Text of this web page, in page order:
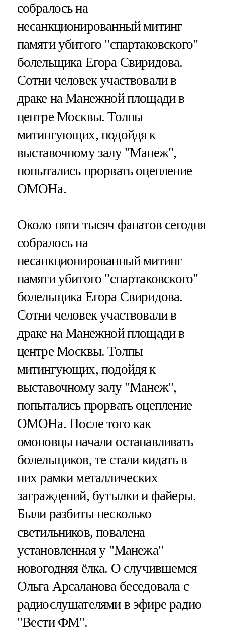
собралось на
несанкционированный митинг
памяти убитого "спартаковского"
болельщика Егора Свиридова.
Сотни человек участвовали в
драке на Манежной площади в
центре Москвы. Толпы
митингующих, подойдя к
выставочному залу "Манеж",
попытались прорвать оцепление
ОМОНа.
Около пяти тысяч фанатов сегодня
собралось на
несанкционированный митинг
памяти убитого "спартаковского"
болельщика Егора Свиридова.
Сотни человек участвовали в
драке на Манежной площади в
центре Москвы. Толпы
митингующих, подойдя к
выставочному залу "Манеж",
попытались прорвать оцепление
ОМОНа. После того как
омоновцы начали останавливать
болельщиков, те стали кидать в
них рамки металлических
заграждений, бутылки и файеры.
Были разбиты несколько
светильников, повалена
установленная у "Манежа"
новогодняя ёлка. О случившемся
Ольга Арсаланова беседовала с
радиослушателями в эфире радио
"Вести ФМ".